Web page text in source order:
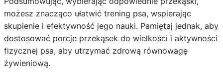
możesz znacząco ułatwić trening psa, wspierając
skupienie i efektywność jego nauki. Pamiętaj jednak, aby
dostosować porcje przekąsek do wielkości i aktywności
fizycznej psa, aby utrzymać zdrową równowagę
żywieniową.